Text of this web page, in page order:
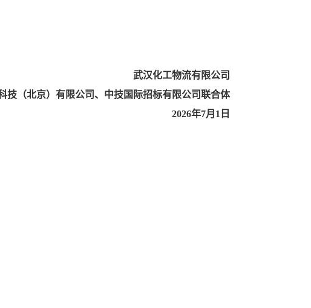
武汉化工物流有限公司
技（北京）有限公司、中技国际招标有限公司联合体
2026年7月 1 日